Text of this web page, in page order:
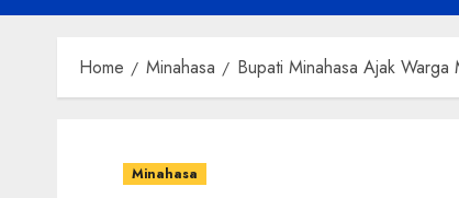
Home Minahasa Bupati Minahasa Ajak Warga
Minahasa